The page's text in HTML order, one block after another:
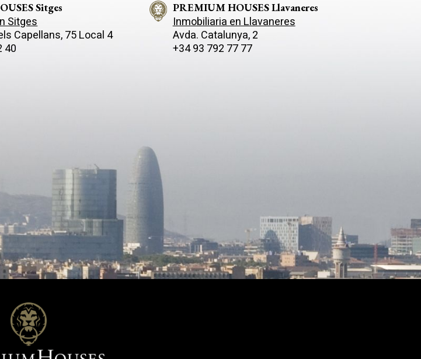
Sitges
Sitges
Capellans, 75 Local 4
40
PREMIUM HOUSES Llavaneres
Inmobiliaria en Llavaneres
Avda. Catalunya, 2
+34 93 792 77 77